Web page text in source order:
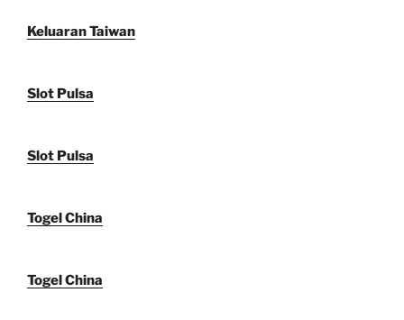
Keluaran Taiwan
Slot Pulsa
Slot Pulsa
Togel China
Togel China